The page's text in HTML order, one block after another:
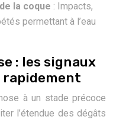
la coque : Impacts,
permettant à l’eau
: les signaux
rapidement
à un stade précoce
l’étendue des dégâts